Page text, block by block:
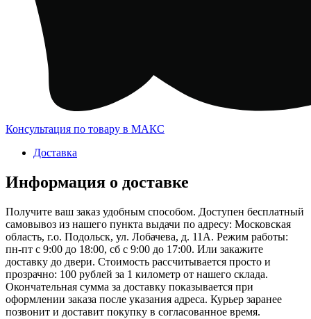
Консультация по товару в МАКС
Доставка
Информация о доставке
Получите ваш заказ удобным способом. Доступен бесплатный
самовывоз из нашего пункта выдачи по адресу: Московская
область, г.о. Подольск, ул. Лобачева, д. 11А. Режим работы:
пн-пт с 9:00 до 18:00, сб с 9:00 до 17:00. Или закажите
доставку до двери. Стоимость рассчитывается просто и
прозрачно: 100 рублей за 1 километр от нашего склада.
Окончательная сумма за доставку показывается при
оформлении заказа после указания адреса. Курьер заранее
позвонит и доставит покупку в согласованное время.